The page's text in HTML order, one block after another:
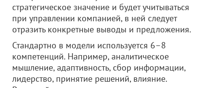
стратегическое значение и будет учитываться
при управлении компанией, в ней следует
отразить конкретные выводы и предложения.
Стандартно в модели используется 6–8
компетенций. Например, аналитическое
мышление, адаптивность, сбор информации,
лидерство, принятие решений, влияние.